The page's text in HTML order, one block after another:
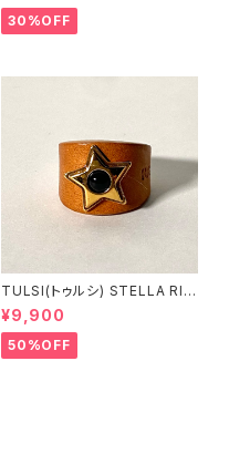
30%OFF
TULSI(トゥルシ) STELLA RIN
G ONICE
¥9,900
50%OFF